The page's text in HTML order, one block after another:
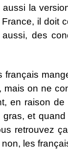
la
il doit
des
mais on ne
en raison
et
retrouvez
les